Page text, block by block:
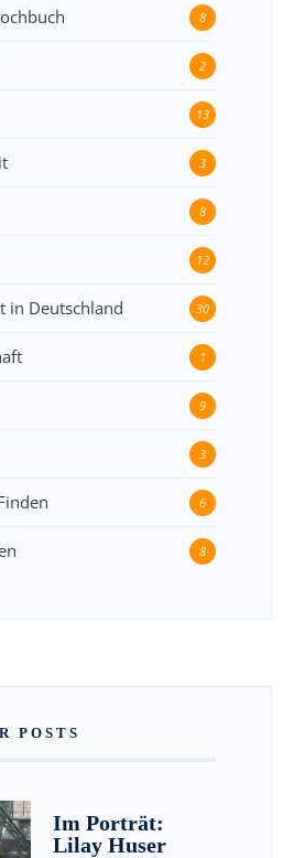
8
2
13
3
8
12
in Deutschland 30
1
9
3
6
8
POSTS
Im Porträt:
Lilay Huser